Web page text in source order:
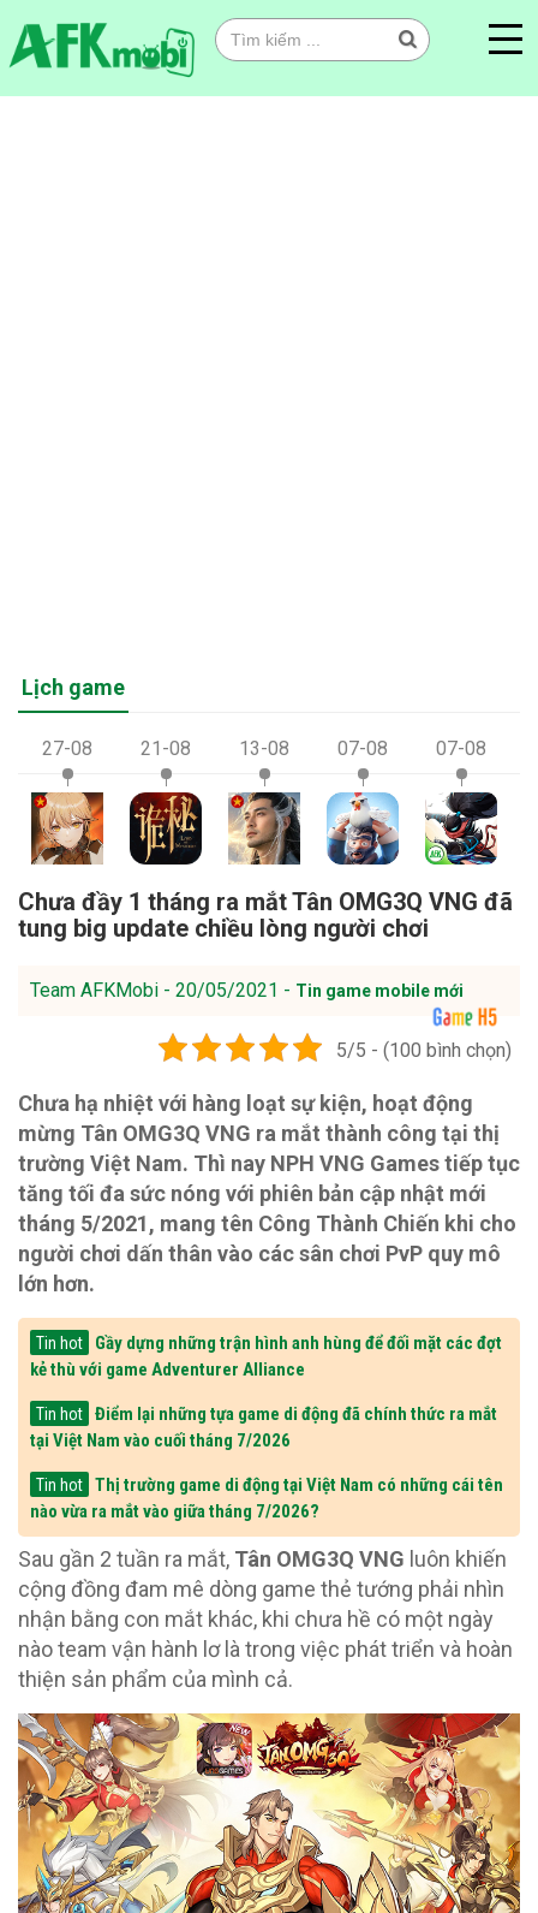
Lịch game
27-08 21-08 13-08 07-08 07-08
Chưa đầy 1 tháng ra mắt Tân OMG3Q VNG đã
tung big update chiều lòng người chơi
Team AFKMobi - 20/05/2021 - Tin game mobile mới
5/5 - (100 bình chọn)
Chưa hạ nhiệt với hàng loạt sự kiện, hoạt động
mừng Tân OMG3Q VNG ra mắt thành công tại thị
trường Việt Nam. Thì nay NPH VNG Games tiếp tục
tăng tối đa sức nóng với phiên bản cập nhật mới
tháng 5/2021, mang tên Công Thành Chiến khi cho
người chơi dấn thân vào các sân chơi PvP quy mô
lớn hơn.
Tin hot
Gầy dựng những trận hình anh hùng để đối mặt các đợt
kẻ thù với game Adventurer Alliance
Tin hot
Điểm lại những tựa game di động đã chính thức ra mắt
tại Việt Nam vào cuối tháng 7/2026
Tin hot
Thị trường game di động tại Việt Nam có những cái tên
nào vừa ra mắt vào giữa tháng 7/2026?
Sau gần 2 tuần ra mắt, Tân OMG3Q VNG luôn khiến
cộng đồng đam mê dòng game thẻ tướng phải nhìn
nhận bằng con mắt khác, khi chưa hề có một ngày
nào team vận hành lơ là trong việc phát triển và hoàn
thiện sản phẩm của mình cả.